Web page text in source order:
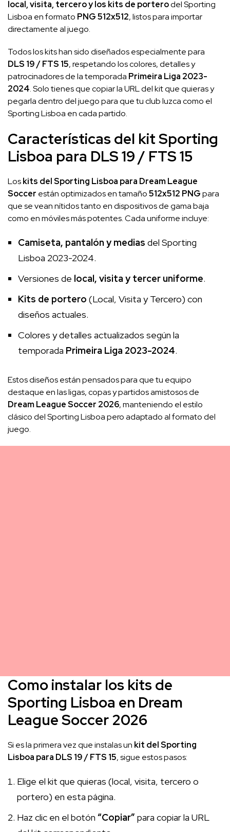
local, visita, tercero y los kits de porterodel Sporting
Lisboa en formato PNG 512x512, listos para importar
directamente al juego.
Todos los kits han sido diseñados especialmente para
DLS 19 / FTS 15, respetando los colores, detalles y
patrocinadores de la temporada Primeira Liga 2023-
2024. Solo tienes que copiar la URL del kit que quieras y
pegarla dentro del juego para que tu club luzca como el
Sporting Lisboa en cada partido.
Características del kit Sporting
Lisboa para DLS 19 / FTS 15
Loskits del Sporting Lisboa para Dream League
Soccer están optimizados en tamaño512x512 PNGpara
que se vean nítidos tanto en dispositivos de gama baja
como en móviles más potentes. Cada uniforme incluye:
Camiseta, pantalón y medias del Sporting
Lisboa 2023-2024.
Versiones de local, visita y tercer uniforme.
Kits de portero (Local, Visita y Tercero) con
diseños actuales.
Colores y detalles actualizados según la
temporada Primeira Liga 2023-2024.
Estos diseños están pensados para que tu equipo
destaque en las ligas, copas y partidos amistosos de
Dream League Soccer 2026, manteniendo el estilo
clásico del Sporting Lisboa pero adaptado al formato del
juego.
Como instalar los kits de
Sporting Lisboa en Dream
League Soccer 2026
Si es la primera vez que instalas un kit del Sporting
Lisboa para DLS 19 / FTS 15, sigue estos pasos:
Elige el kit que quieras (local, visita, tercero o
portero) en esta página.
Haz clic en el botón “Copiar” para copiar la URL